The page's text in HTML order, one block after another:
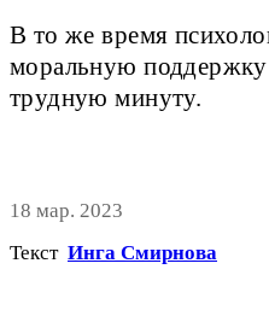
В то же время
моральную
трудную минуту.
18 мар. 2023
Текст Инга Смирнова